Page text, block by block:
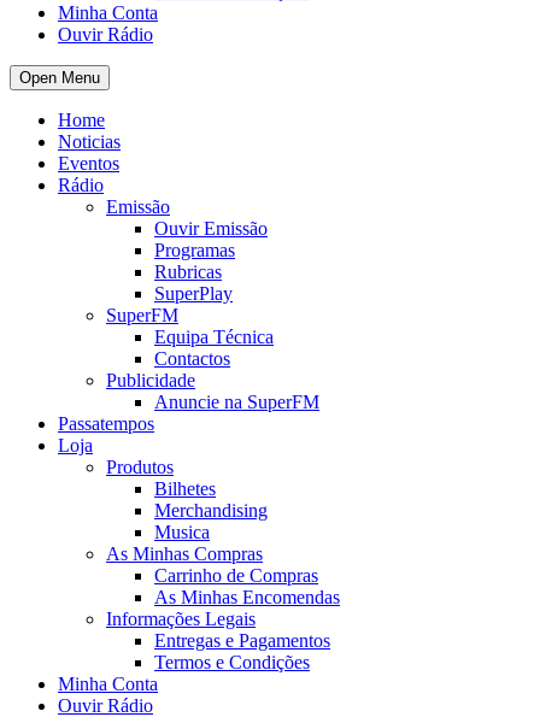
Minha Conta
Ouvir Rádio
Open Menu
Home
Noticias
Eventos
Rádio
Emissão
Ouvir Emissão
Programas
Rubricas
SuperPlay
SuperFM
Equipa Técnica
Contactos
Publicidade
Anuncie na SuperFM
Passatempos
Loja
Produtos
Bilhetes
Merchandising
Musica
As Minhas Compras
Carrinho de Compras
As Minhas Encomendas
Informações Legais
Entregas e Pagamentos
Termos e Condições
Minha Conta
Ouvir Rádio